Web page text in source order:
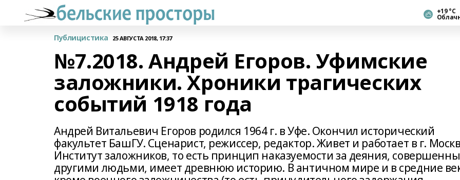
+19 °С
Публицистика 25 АВГУСТА 2018, 17:37
№7.2018. Андрей Егоров. Уфимские
заложники. Хроники трагических
событий 1918 года
Андрей Витальевич Егоров родился 1964 г. в Уфе. Окончил исторический
факультет БашГУ. Сценарист, режиссер, редактор. Живет и работает в г.
Институт заложников, то есть принцип наказуемости за деяния,
другими людьми, имеет древнюю историю. В античном мире и в средние